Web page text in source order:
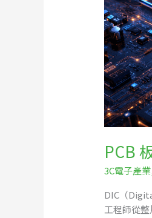
PCB
3C電子產業
DIC（
工程師從
測
試
怎
麼
做？
從
彎
曲、
應
到
熱
形
的